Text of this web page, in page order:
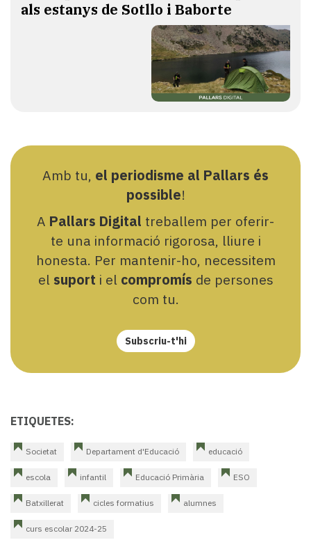
als estanys de Sotllo i Baborte
Amb tu, el periodisme al Pallars és
possible!
A Pallars Digital treballem per oferir-
te una informació rigorosa, lliure i
honesta. Per mantenir-ho, necessitem
el suport i el compromís de persones
com tu.
Subscriu-t'hi
ETIQUETES:
Societat Departament d'Educació educació
escola infantil Educació Primària ESO
Batxillerat cicles formatius alumnes
curs escolar 2024-25